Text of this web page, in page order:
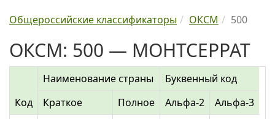
Общероссийские классификаторы ОКСМ 500
ОКСМ: 500 — МОНТСЕРРАТ
Код
Наименование страны
Буквенный код
Краткое
Полное Альфа-2
Альфа-3